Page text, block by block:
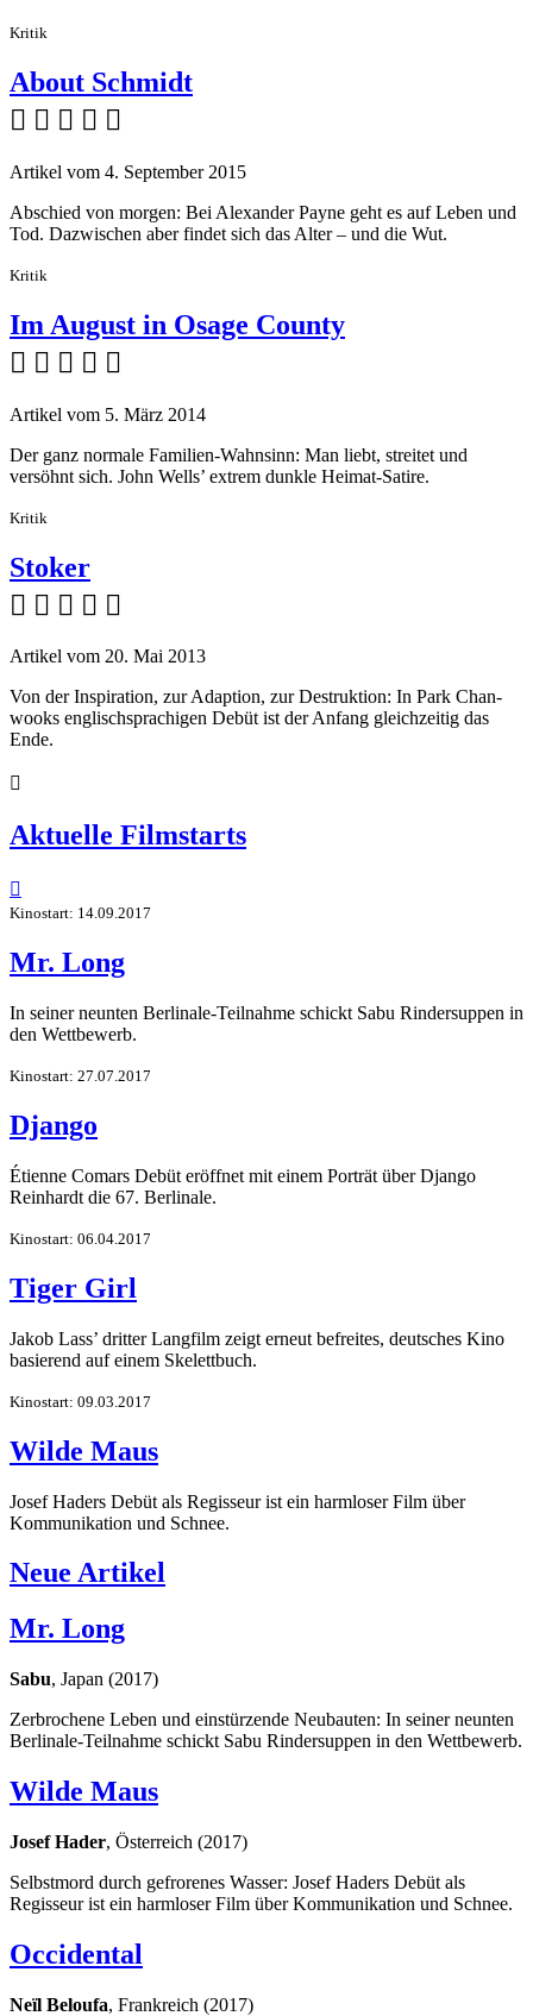
Kritik
About Schmidt
    
Artikel vom 4. September 2015
Abschied von morgen: Bei Alexander Payne geht es auf Leben und
Tod. Dazwischen aber findet sich das Alter – und die Wut.
Kritik
Im August in Osage County
    
Artikel vom 5. März 2014
Der ganz normale Familien-Wahnsinn: Man liebt, streitet und
versöhnt sich. John Wells’ extrem dunkle Heimat-Satire.
Kritik
Stoker
    
Artikel vom 20. Mai 2013
Von der Inspiration, zur Adaption, zur Destruktion: In Park Chan-
wooks englischsprachigen Debüt ist der Anfang gleichzeitig das
Ende.

Aktuelle Filmstarts

Kinostart: 14.09.2017
Mr. Long
In seiner neunten Berlinale-Teilnahme schickt Sabu Rindersuppen in
den Wettbewerb.
Kinostart: 27.07.2017
Django
Étienne Comars Debüt eröffnet mit einem Porträt über Django
Reinhardt die 67. Berlinale.
Kinostart: 06.04.2017
Tiger Girl
Jakob Lass’ dritter Langfilm zeigt erneut befreites, deutsches Kino
basierend auf einem Skelettbuch.
Kinostart: 09.03.2017
Wilde Maus
Josef Haders Debüt als Regisseur ist ein harmloser Film über
Kommunikation und Schnee.
Neue Artikel
Mr. Long
Sabu, Japan (2017)
Zerbrochene Leben und einstürzende Neubauten: In seiner neunten
Berlinale-Teilnahme schickt Sabu Rindersuppen in den Wettbewerb.
Wilde Maus
Josef Hader, Österreich (2017)
Selbstmord durch gefrorenes Wasser: Josef Haders Debüt als
Regisseur ist ein harmloser Film über Kommunikation und Schnee.
Occidental
Neïl Beloufa, Frankreich (2017)